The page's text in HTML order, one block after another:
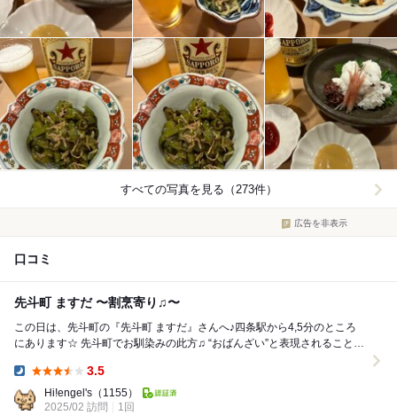
すべての写真を見る（273件）
広告を非表示
口コミ
先斗町 ますだ 〜割烹寄り♫〜
この日は、先斗町の『先斗町 ますだ』さんへ♪四条駅から4,5分のところ
にあります☆ 先斗町でお馴染みの此方♫ “おばんざい”と表現されることも
3.5
Hi!engel's （1155）
2025/02 訪問
1回